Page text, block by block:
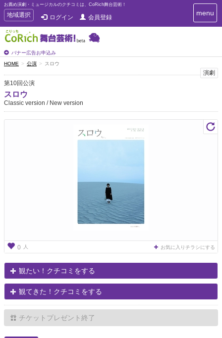
お薦め演劇・ミュージカルのクチコミは、CoRich舞台芸術！
T
o
g
g
e
n
a
v
i
g
a
地域選択 ログイン 会員登録
バナー広告お申込み
T
o
g
a
menu
HOME 公演 スロウ
演劇
第10回公演
スロウ
Classic version / New version
0 人 お気に入りチラシにする
観たい！クチコミをする
観てきた！クチコミをする
チケットプレゼント終了